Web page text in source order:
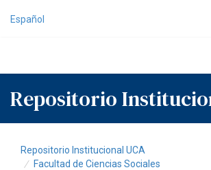
Español
Repositorio
Repositorio Institucional UCA
Facultad de Ciencias Sociales